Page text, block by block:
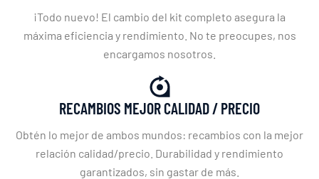
¡Todo nuevo! El cambio del kit completo asegura la
máxima eficiencia y rendimiento. No te preocupes, nos
encargamos nosotros.
RECAMBIOS MEJOR CALIDAD / PRECIO
Obtén lo mejor de ambos mundos: recambios con la mejor
relación calidad/precio. Durabilidad y rendimiento
garantizados, sin gastar de más.